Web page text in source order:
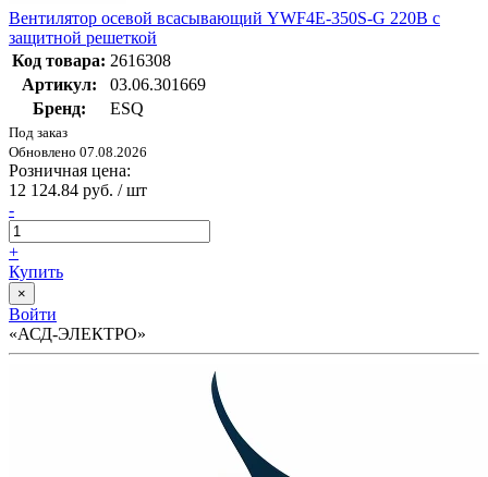
Вентилятор осевой всасывающий YWF4E-350S-G 220В с
защитной решеткой
Код товара: 2616308
Артикул:
03.06.301669
Бренд:
ESQ
Под заказ
Обновлено 07.08.2026
Розничная цена:
12 124.84 руб. / шт
-
+
Купить
×
Войти
«АСД-ЭЛЕКТРО»